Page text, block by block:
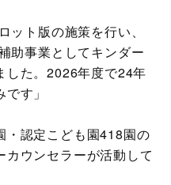
ト版の施策を行い、
助事業としてキンダー
した。2026年度で24年
す」
・認定こども園418園の
カウンセラーが活動して